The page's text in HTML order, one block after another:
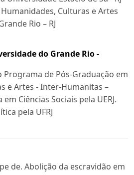
Culturas e Artes
Rio – RJ
do Grande Rio -
de Pós-Graduação em
e Artes - Inter-Humanitas –
Ciências Sociais pela UERJ.
pela UFRJ
de. Abolição da escravidão em